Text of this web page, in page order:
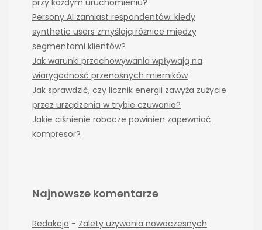
Persony AI zamiast respondentów: kiedy
synthetic users zmyślają różnice między
segmentami klientów?
Jak warunki przechowywania wpływają na
wiarygodność przenośnych mierników
Jak sprawdzić, czy licznik energii zawyża zużycie
przez urządzenia w trybie czuwania?
Jakie ciśnienie robocze powinien zapewniać
kompresor?
Najnowsze komentarze
Redakcja - Zalety używania nowoczesnych